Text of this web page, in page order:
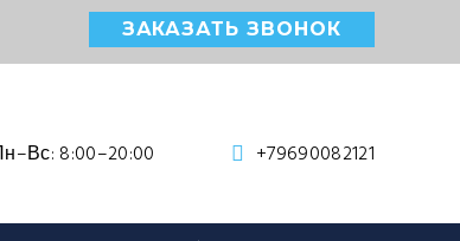
ЗАКАЗАТЬ ЗВОНОК
8:00–20:00 +79690082121